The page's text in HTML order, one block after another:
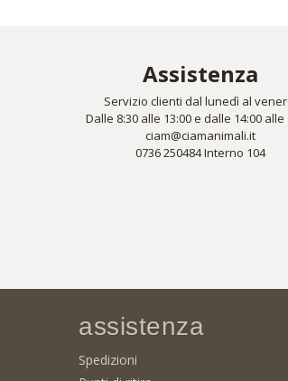
Assistenza
Servizio clienti dal lunedì al
Dalle 8:30 alle 13:00 e dalle 14:00 alle
ciam@ciamanimali.it
0736 250484 Interno 104
assistenza
Spedizioni